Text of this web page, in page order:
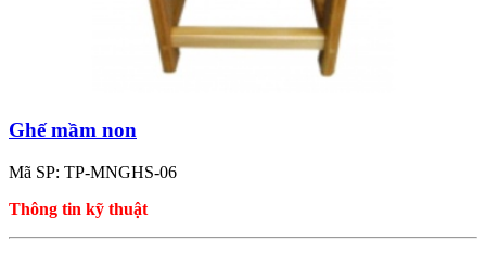
Ghế mầm non
Mã SP: TP-MNGHS-06
Thông tin kỹ thuật